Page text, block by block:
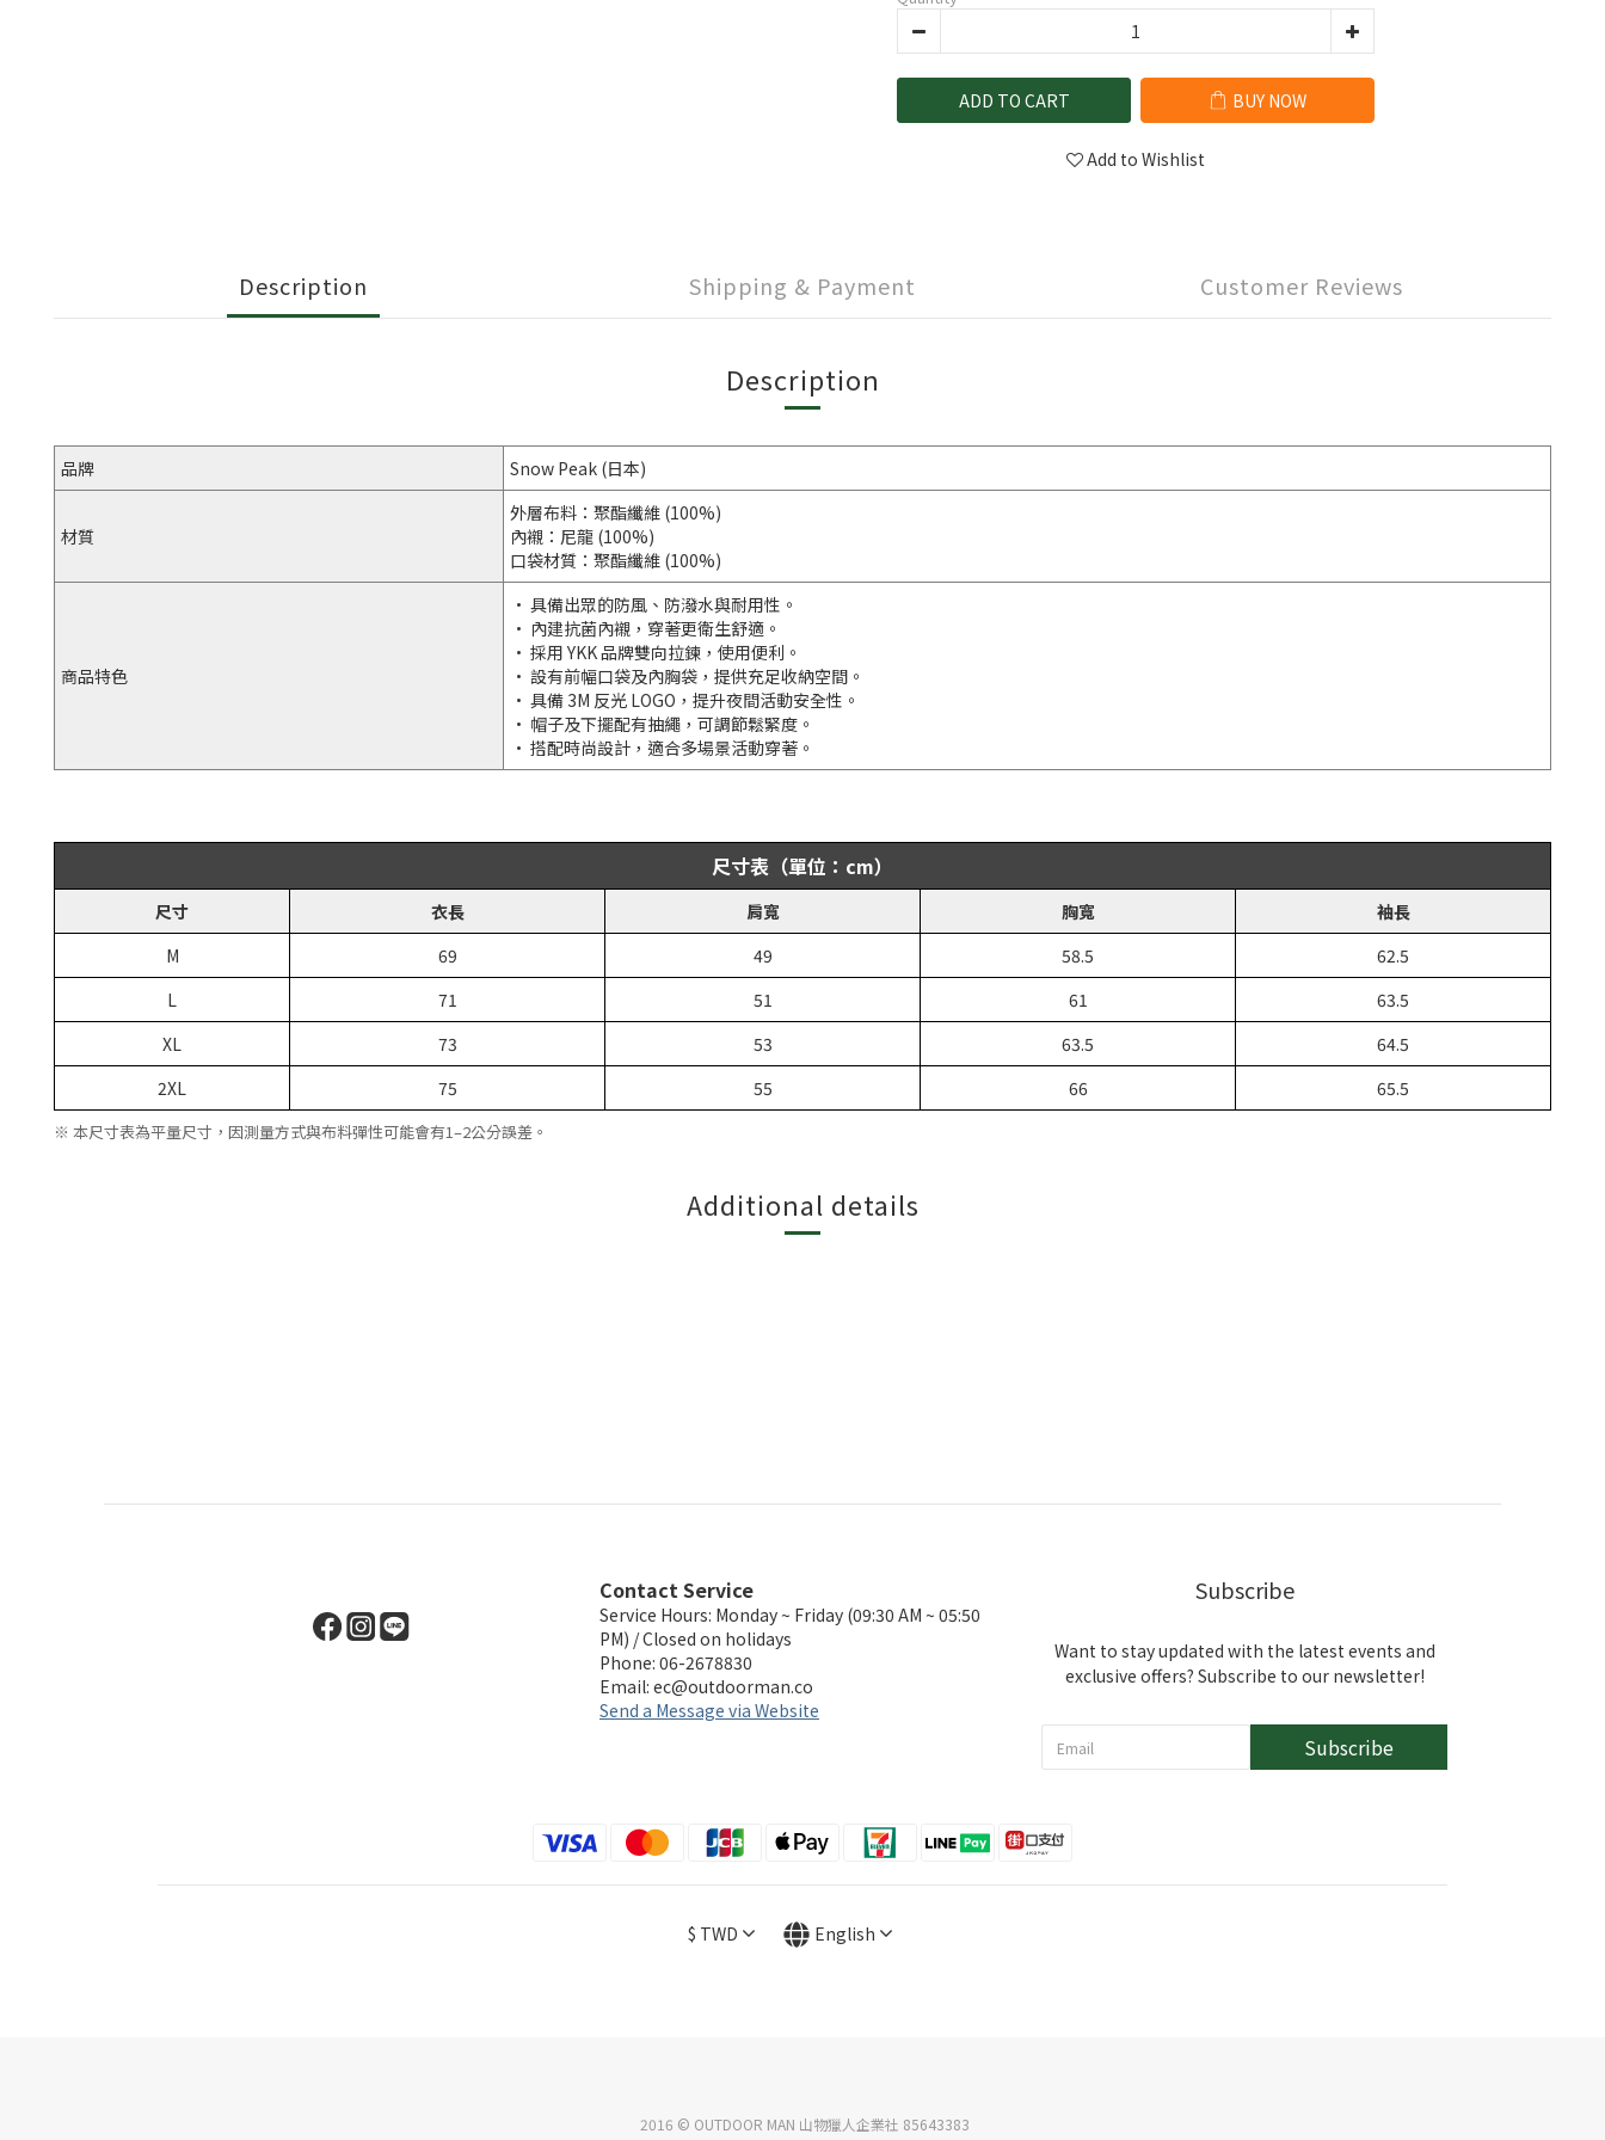
ADD TO CART BUY NOW
Add to Wishlist
Description Shipping & Payment Customer Reviews
Description
品牌 Snow Peak (日本)
材質
外層布料：聚酯纖維 (100%)
內襯：尼龍 (100%)
口袋材質：聚酯纖維 (100%)
商品特色
• 具備出眾的防風、防潑水與耐用性。
• 內建抗菌內襯，穿著更衛生舒適。
• 採用 YKK 品牌雙向拉鍊，使用便利。
• 設有前幅口袋及內胸袋，提供充足收納空間。
• 具備 3M 反光 LOGO，提升夜間活動安全性。
• 帽子及下擺配有抽繩，可調節鬆緊度。
• 搭配時尚設計，適合多場景活動穿著。
尺寸表（單位：cm）
尺寸 衣長 肩寬 胸寬
袖長
M
69 49 58.5
62.5
L
71 51 61
63.5
XL
73 53 63.5
64.5
2XL
75 55 66 65.5
※ 本尺寸表為平量尺寸，因測量方式與布料彈性可能會有1–2公分誤差。
Additional details
Contact Service
Service Hours: Monday ~ Friday (09:30 AM ~ 05:50
PM) / Closed on holidays
Phone: 06-2678830
Email: ec@outdoorman.co
Send a Message via Website
Subscribe
Want to stay updated with the latest events and
exclusive offers? Subscribe to our newsletter!
Subscribe
$ TWD English
2016 © OUTDOOR MAN 山物獵人企業社 85643383